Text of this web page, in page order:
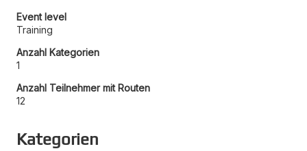
Event level
Training
Anzahl Kategorien
1
Anzahl Teilnehmer mit Routen
12
Kategorien